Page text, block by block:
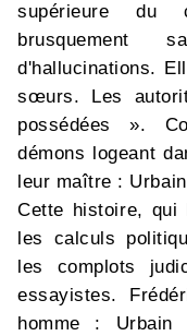
supérieure du
brusquement
d'hallucinations.
sœurs. Les
possédées ».
démons logeant
leur maître :
Cette histoire, qui
les calculs
les complots
essayistes.
homme : Urbain